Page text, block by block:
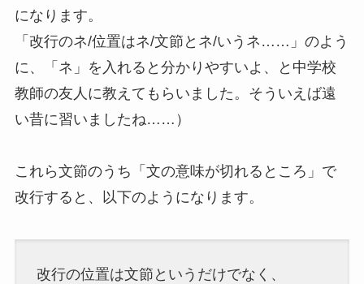
になります。
「改行のネ/位置はネ/文節とネ/いうネ……」のよう
に、「ネ」を入れると分かりやすいよ、と中学校
教師の友人に教えてもらいました。そういえば遠
い昔に習いましたね……）
これら文節のうち「文の意味が切れるところ」で
改行すると、以下のようになります。
改行の位置は文節というだけでなく、